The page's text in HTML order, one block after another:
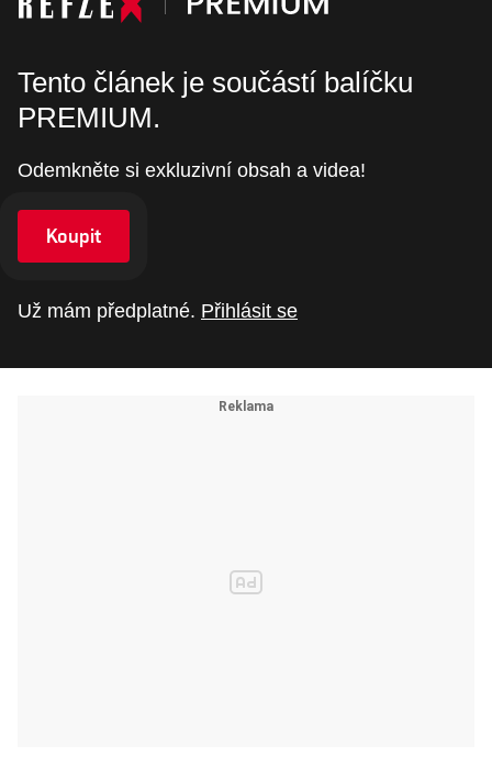
Tento článek je součástí balíčku
PREMIUM.
Odemkněte si exkluzivní obsah a videa!
Koupit
Už mám předplatné. Přihlásit se